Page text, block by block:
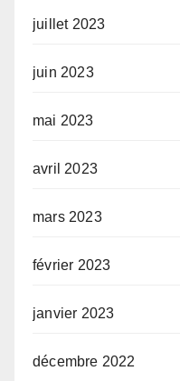
juillet 2023
juin 2023
mai 2023
avril 2023
mars 2023
février 2023
janvier 2023
décembre 2022